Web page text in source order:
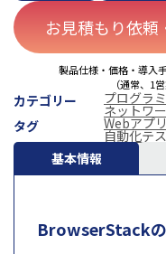
お見積もり依頼
製品仕様・価格・導入
（通常、1
カテゴリー プログラ
ネットワ
タグ
Webアプ
自動化テ
基本情報
BrowserStack